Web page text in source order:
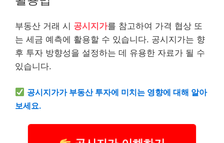
부동산 거래 시 공시지가를 참고하여 가격 협상 또
는 세금 예측에 활용할 수 있습니다. 공시지가는 향
후 투자 방향성을 설정하는 데 유용한 자료가 될 수
있습니다.
공시지가가 부동산 투자에 미치는 영향에 대해 알아
보세요.